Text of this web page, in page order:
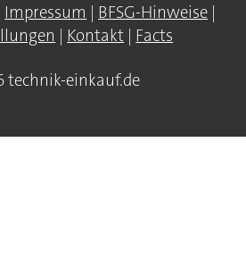
Impressum | BFSG-Hinweise |
| Kontakt | Facts
technik-einkauf.de